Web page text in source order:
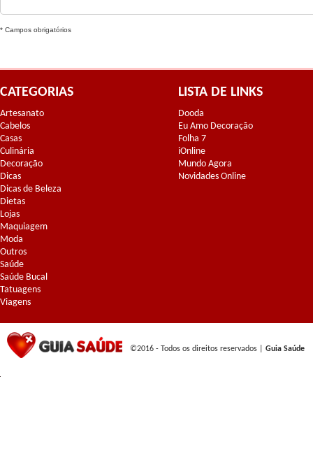
* Campos obrigatórios
CATEGORIAS
Artesanato
Cabelos
Casas
Culinária
Decoração
Dicas
Dicas de Beleza
Dietas
Lojas
Maquiagem
Moda
Outros
Saúde
Saúde Bucal
Tatuagens
Viagens
LISTA DE LINKS
Dooda
Eu Amo Decoração
Folha 7
iOnline
Mundo Agora
Novidades Online
©2016 - Todos os direitos reservados | Guia Saúde